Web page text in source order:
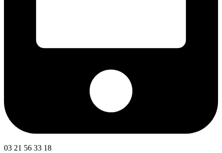
03 21 56 33 18